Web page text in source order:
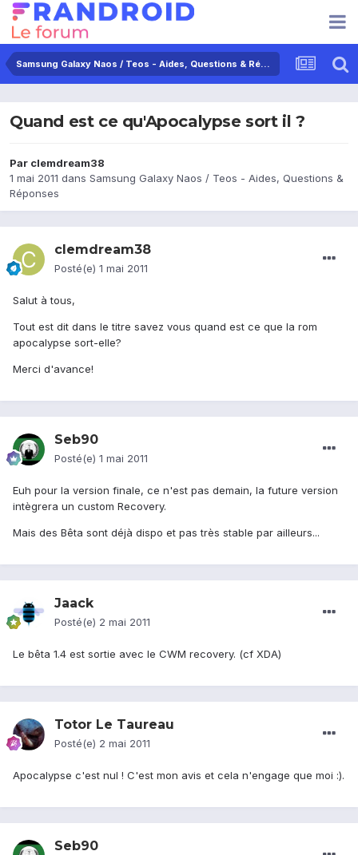
Samsung Galaxy Naos / Teos - Aides, Questions & Réponses
Quand est ce qu'Apocalypse sort il ?
Par clemdream38
1 mai 2011 dans Samsung Galaxy Naos / Teos - Aides, Questions &
Réponses
clemdream38
Posté(e) 1 mai 2011
Salut à tous,
Tout est dit dans le titre savez vous quand est ce que la rom
apocalypse sort-elle?
Merci d'avance!
Seb90
Posté(e) 1 mai 2011
Euh pour la version finale, ce n'est pas demain, la future version
intègrera un custom Recovery.
Mais des Bêta sont déjà dispo et pas très stable par ailleurs...
Jaack
Posté(e) 2 mai 2011
Le bêta 1.4 est sortie avec le CWM recovery. (cf XDA)
Totor Le Taureau
Posté(e) 2 mai 2011
Apocalypse c'est nul ! C'est mon avis et cela n'engage que moi :).
Seb90